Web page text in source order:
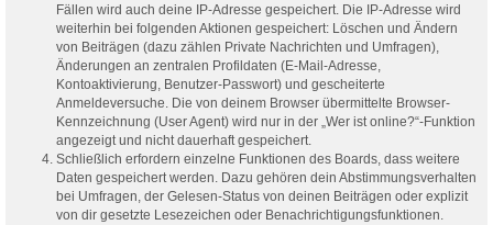
Fällen wird auch deine IP-Adresse gespeichert. Die IP-Adresse wird
weiterhin bei folgenden Aktionen gespeichert: Löschen und Ändern
von Beiträgen (dazu zählen Private Nachrichten und Umfragen),
Änderungen an zentralen Profildaten (E-Mail-Adresse,
Kontoaktivierung, Benutzer-Passwort) und gescheiterte
Anmeldeversuche. Die von deinem Browser übermittelte Browser-
Kennzeichnung (User Agent) wird nur in der „Wer ist online?“-Funktion
angezeigt und nicht dauerhaft gespeichert.
Schließlich erfordern einzelne Funktionen des Boards, dass weitere
Daten gespeichert werden. Dazu gehören dein Abstimmungsverhalten
bei Umfragen, der Gelesen-Status von deinen Beiträgen oder explizit
von dir gesetzte Lesezeichen oder Benachrichtigungsfunktionen.